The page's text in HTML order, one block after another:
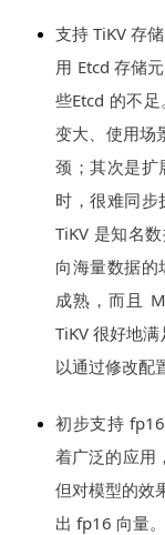
支持 TiKV 存
用 Etcd 存储
些Etcd 的不
变大、使用场
颈；其次是扩
时，很难同步
TiKV 是知名
向海量数据的
成熟，而且
TiKV 很好地
以通过修改配
初步支持
着广泛的应用
但对模型的效
出 fp16 向量